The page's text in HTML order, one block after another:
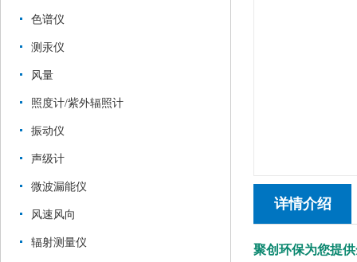
色谱仪
测汞仪
风量
照度计/紫外辐照计
振动仪
声级计
微波漏能仪
风速风向
辐射测量仪
详情介绍
聚创环保为您提